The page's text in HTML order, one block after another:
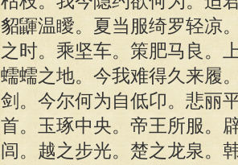
貂鼲温瞹。夏当服绮罗轻凉
之时。乘坚车。策肥马良。
蠕蠕之地。今我难得久来履
剑。今尔何为自低卬。悲丽
首。玉琢中央。帝王所服。
闾。越之步光。楚之龙泉。